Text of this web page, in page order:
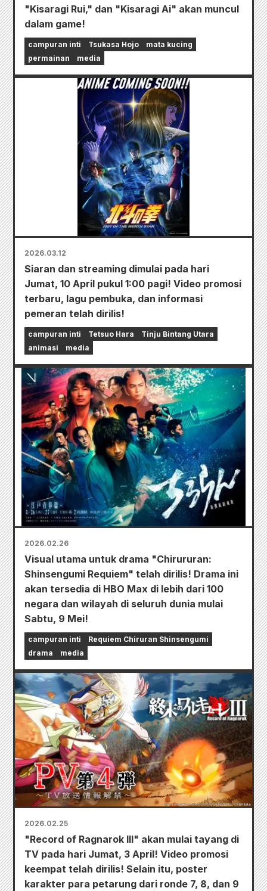
"Kisaragi Rui," dan "Kisaragi Ai" akan muncul
dalam game!
campuran inti Tsukasa Hojo
mata kucing
permainan
media
2026.03.12
Siaran dan streaming dimulai pada hari
Jumat, 10 April pukul 1:00 pagi! Video promosi
terbaru, lagu pembuka, dan informasi
pemeran telah dirilis!
campuran inti Tetsuo Hara
Tinju Bintang Utara
animasi
media
2026.02.26
Visual utama untuk drama "Chirururan:
Shinsengumi Requiem" telah dirilis! Drama ini
akan tersedia di HBO Max di lebih dari 100
negara dan wilayah di seluruh dunia mulai
Sabtu, 9 Mei!
campuran inti
Requiem Chiruran Shinsengumi
drama
media
2026.02.25
"Record of Ragnarok III" akan mulai tayang di
TV pada hari Jumat, 3 April! Video promosi
keempat telah dirilis! Selain itu, poster
karakter para petarung dari ronde 7, 8, dan 9